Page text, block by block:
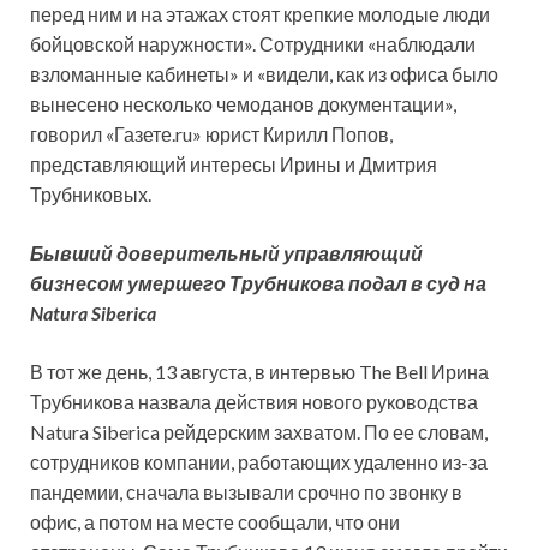
перед ним и на этажах стоят крепкие молодые люди
бойцовской наружности». Сотрудники «наблюдали
взломанные кабинеты» и «видели, как из офиса было
вынесено несколько чемоданов документации»,
говорил «Газете.ru» юрист Кирилл Попов,
представляющий интересы Ирины и Дмитрия
Трубниковых.
Бывший доверительный управляющий
бизнесом умершего Трубникова подал в суд на
Natura Siberica
В тот же день, 13 августа, в интервью The Bell Ирина
Трубникова назвала действия нового руководства
Natura Siberica рейдерским захватом. По ее словам,
сотрудников компании, работающих удаленно из-за
пандемии, сначала вызывали срочно по звонку в
офис, а потом на месте сообщали, что они